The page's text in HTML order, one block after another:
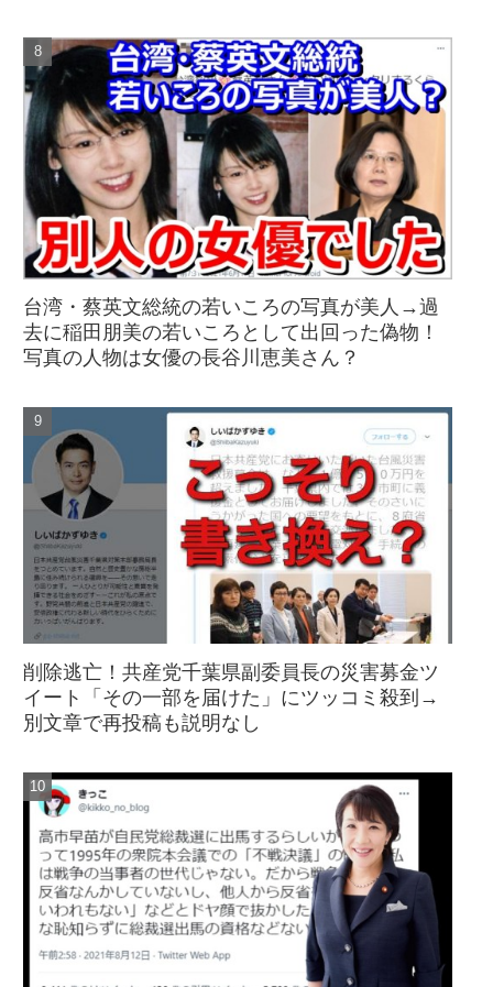
台湾・蔡英文総統の若いころの写真が美人→過
去に稲田朋美の若いころとして出回った偽物！
写真の人物は女優の長谷川恵美さん？
削除逃亡！共産党千葉県副委員長の災害募金ツ
イート「その一部を届けた」にツッコミ殺到→
別文章で再投稿も説明なし